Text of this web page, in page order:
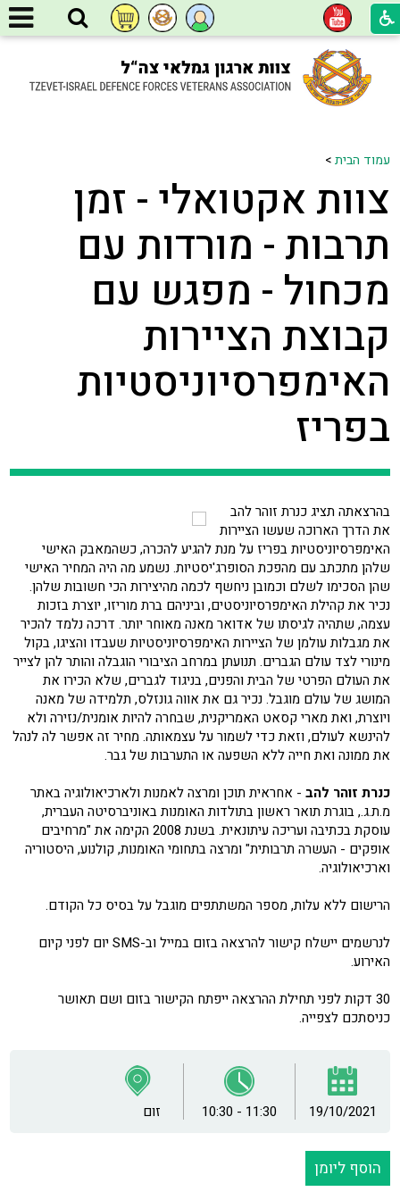
עמוד הבית>
צוות אקטואלי - זמן
תרבות - מורדות עם
מכחול - מפגש עם
קבוצת הציירות
האימפרסיוניסטיות
בפריז
בהרצאתה תציג כנרת זוהר להב
את הדרך הארוכה שעשו הציירות
האימפרסיוניסטיות בפריז על מנת להגיע להכרה, כשהמאבק האישי
שלהן מתכתב עם מהפכת הסופרג'יסטיות. נשמע מה היה המחיר האישי
שהן הסכימו לשלם וכמובן ניחשף לכמה מהיצירות הכי חשובות שלהן.
נכיר את קהילת האימפרסיוניסטים, וביניהם ברת מוריזו, יוצרת בזכות
עצמה, שתהיה לגיסתו של אדואר מאנה מאוחר יותר. דרכה נלמד להכיר
את מגבלות עולמן של הציירות האימפרסיוניסטיות שעבדו והציגו, בקול
מינורי לצד עולם הגברים. תנועתן במרחב הציבורי הוגבלה והותר להן לצייר
את העולם הפרטי של הבית והפנים, בניגוד לגברים, שלא הכירו את
המושג של עולם מוגבל. נכיר גם את אווה גונזלס, תלמידה של מאנה
ויוצרת, ואת מארי קסאט האמריקנית, שבחרה להיות אומנית/נזירה ולא
להינשא לעולם, וזאת כדי לשמור על עצמאותה. מחיר זה אפשר לה לנהל
את ממונה ואת חייה ללא השפעה או התערבות של גבר.
כנרת זוהר להב - אחראית תוכן ומרצה לאמנות ולארכיאולוגיה באתר
מ.ת.ג., בוגרת תואר ראשון בתולדות האומנות באוניברסיטה העברית,
עוסקת בכתיבה ועריכה עיתונאית. בשנת 2008 הקימה את "מרחיבים
אופקים - העשרה תרבותית" ומרצה בתחומי האומנות, קולנוע, היסטוריה
וארכיאולוגיה.
הרישום ללא עלות, מספר המשתתפים מוגבל על בסיס כל הקודם.
לנרשמים יישלח קישור להרצאה בזום במייל וב-SMS יום לפני קיום
האירוע.
30 דקות לפני תחילת ההרצאה ייפתח הקישור בזום ושם תאושר
כניסתכם לצפייה.
19/10/2021
10:30 - 11:30 זום
הוסף ליומן